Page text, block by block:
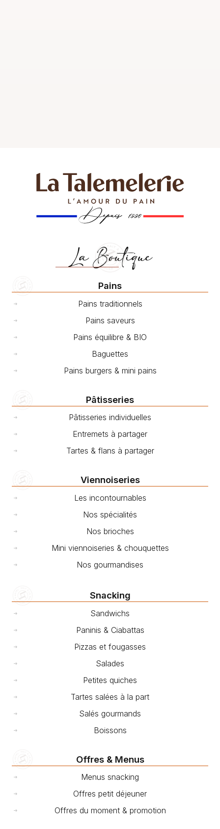
La Boutique
Pains
Pains traditionnels
Pains saveurs
Pains équilibre & BIO
Baguettes
Pains burgers & mini pains
Pâtisseries
Pâtisseries individuelles
Entremets à partager
Tartes & flans à partager
Viennoiseries
Les incontournables
Nos spécialités
Nos brioches
Mini viennoiseries & chouquettes
Nos gourmandises
Snacking
Sandwichs
Paninis & Ciabattas
Pizzas et fougasses
Salades
Petites quiches
Tartes salées à la part
Salés gourmands
Boissons
Offres & Menus
Menus snacking
Offres petit déjeuner
Offres du moment & promotion